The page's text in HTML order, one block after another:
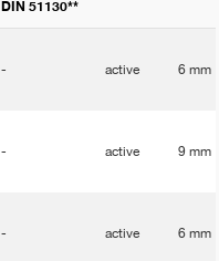
DIN 51130**
-
active 6 mm
-
active 9 mm
-
active 6 mm